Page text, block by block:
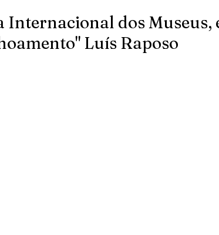
Internacional dos Museus,
Luís Raposo